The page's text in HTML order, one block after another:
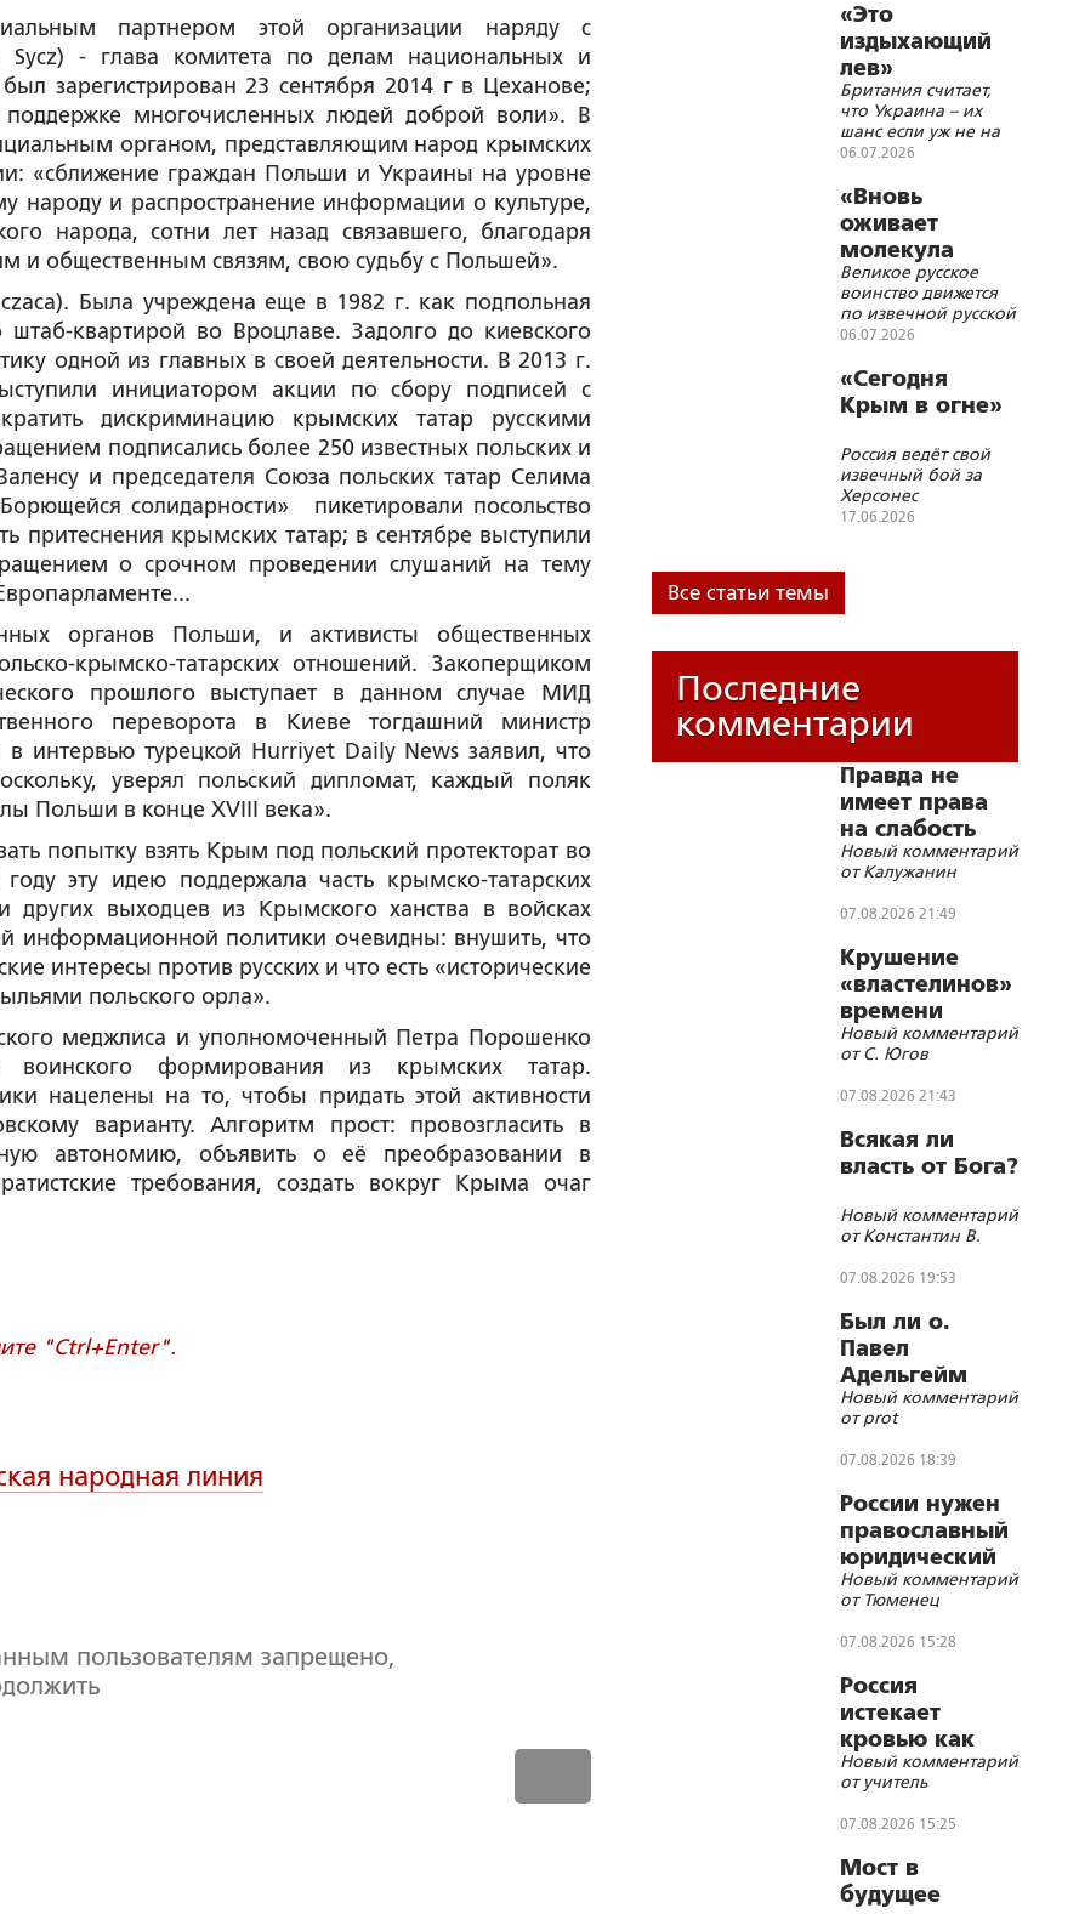
партнером этой организации наряду с
- глава комитета по делам национальных и
зарегистрирован 23 сентября 2014 г в Цеханове;
поддержке многочисленных людей доброй воли». В
органом, представляющим народ крымских
«сближение граждан Польши и Украины на уровне
народу и распространение информации о культуре,
народа, сотни лет назад связавшего, благодаря
и общественным связям, свою судьбу с Польшей».
Была учреждена еще в 1982 г. как подпольная
штаб-квартирой во Вроцлаве. Задолго до киевского
одной из главных в своей деятельности. В 2013 г.
инициатором акции по сбору подписей с
дискриминацию крымских татар русскими
подписались более 250 известных польских и
и председателя Союза польских татар Селима
солидарности» пикетировали посольство
притеснения крымских татар; в сентябре выступили
о срочном проведении слушаний на тему
органов Польши, и активисты общественных
крымско-татарских отношений. Закоперщиком
прошлого выступает в данном случае МИД
переворота в Киеве тогдашний министр
интервью турецкой Hurriyet Daily Newsзаявил, что
уверял польский дипломат, каждый поляк
Польши в конце XVIII века».
попытку взять Крым под польский протекторат во
эту идею поддержала часть крымско-татарских
других выходцев из Крымского ханства в войсках
информационной политики очевидны: внушить, что
интересы против русских и что есть «исторические
польского орла».
меджлиса и уполномоченный Петра Порошенко
формирования из крымских татар.
нацелены на то, чтобы придать этой активности
варианту. Алгоритм прост: провозгласить в
автономию, объявить о её преобразовании в
требования, создать вокруг Крыма очаг
"Ctrl+Enter".
народная линия
пользователям запрещено,
культуры
«Это
издыхающий
лев»
Британия считает,
что Украина – их
шанс если уж не на
возрождение, то на
исторической судьбы
06.07.2026
«Вновь
оживает
молекула
русского
бессмертия»
Великое русское
воинство движется
по извечной русской
дороге от
и пожарами земли к
Царствию
Небесному
06.07.2026
«Сегодня
Крым в огне»
Россия ведёт свой
извечный бой за
Херсонес
17.06.2026
Все статьи темы
Последние
комментарии
Правда не
имеет права
на слабость
Новый комментарий
от Калужанин
07.08.2026 21:49
Крушение
«властелинов»
времени
Новый комментарий
от С. Югов
07.08.2026 21:43
Всякая ли
власть от Бога?
Новый комментарий
от Константин В.
07.08.2026 19:53
Был ли о.
Павел
Адельгейм
членом
кочетковского
братства?
Новый комментарий
от prot
07.08.2026 18:39
России нужен
православный
юридический
СОБР
Новый комментарий
от Тюменец
07.08.2026 15:28
Россия
истекает
кровью как
жертвенное
животное?
Новый комментарий
от учитель
07.08.2026 15:25
Мост в
будущее